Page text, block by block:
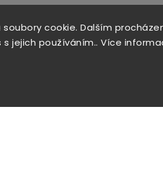
cookie. Dalším
jejich používáním.. Více